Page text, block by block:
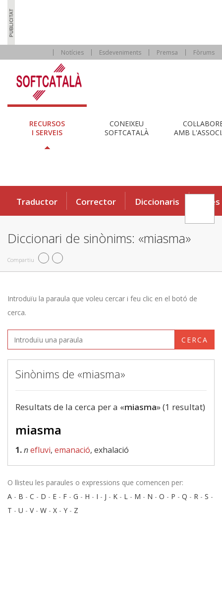
Notícies Esdeveniments Premsa Fòrums
RECURSOS
I SERVEIS
CONEIXEU
SOFTCATALÀ
AMB
Traductor Corrector Diccionaris Eines
Diccionari de sinònims: «miasma»
Compartiu
Introduïu la paraula que voleu cercar i feu clic en el botó de
cerca.
CERCA
Sinònims de «miasma»
Resultats de la cerca per a «miasma» (1 resultat)
miasma
1.nefluvi, emanació, exhalació
O llisteu les paraules o expressions que comencen per:
A - B - C - D - E - F - G - H - I - J - K - L - M - N - O - P - Q - R - S -
T - U - V- W - X - Y - Z